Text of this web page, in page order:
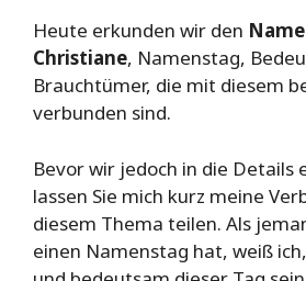
Heute erkunden wir den
Christiane, Namenstag,
Brauchtümer, die mit diesem
verbunden sind.
Bevor wir jedoch in die Details
lassen Sie mich kurz meine
diesem Thema teilen. Als
einen Namenstag hat, weiß